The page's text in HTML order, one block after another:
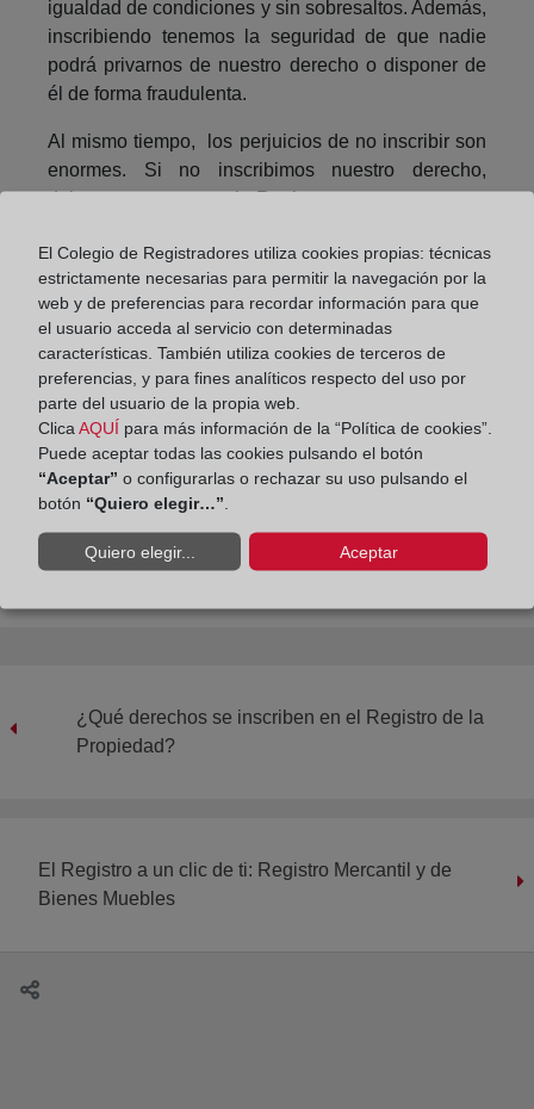
igualdad de condiciones y sin sobresaltos. Además,
inscribiendo tenemos la seguridad de que nadie
podrá privarnos de nuestro derecho o disponer de
él de forma fraudulenta.
Al mismo tiempo, los perjuicios de no inscribir son
enormes. Si no inscribimos nuestro derecho,
dejamos que en el Registro aparezca como
el peligro de que venda la finca a otro como si lo
fuera –en cuyo caso nos quedaríamos sin ella si
ese segundo comprador que inscribe antes que yo
los acreedores de quien aparece como titular
embarguen esa finca y nos veamos en la necesidad
de entablar costosos pleitos para quitarnos de
encima el embargo. En suma: más vale prevenir.
¿Qué derechos se inscriben en el Registro de la
Propiedad?
El Registro a un clic de ti: Registro Mercantil y de
Bienes Muebles
El Colegio de Registradores utiliza cookies propias: técnicas
estrictamente necesarias para permitir la navegación por la
web y de preferencias para recordar información para que
el usuario acceda al servicio con determinadas
características. También utiliza cookies de terceros de
preferencias, y para fines analíticos respecto del uso por
parte del usuario de la propia web.
Clica AQUÍ para más información de la “Política de cookies”.
Puede aceptar todas las cookies pulsando el botón
“Aceptar” o configurarlas o rechazar su uso pulsando el
botón “Quiero elegir…”
Quiero elegir... Aceptar